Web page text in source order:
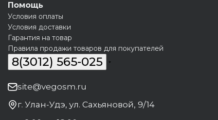
Помощь
Условия оплаты
Условия доставки
Гарантия на товар
Правила продажи товаров для покупателей
8(3012) 565-025
site@vegosm.ru
г. Улан-Удэ, ул. Сахьяновой, 9/14